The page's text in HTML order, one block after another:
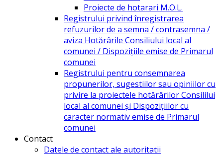
Proiecte de hotarari M.O.L.
Registrului privind înregistrarea
refuzurilor de a semna / contrasemna /
aviza Hotărârile Consiliului local al
comunei / Dispozițiile emise de Primarul
comunei
Registrului pentru consemnarea
propunerilor, sugestiilor sau opiniilor cu
privire la proiectele hotărârilor Consililui
local al comunei și Dispozițiilor cu
caracter normativ emise de Primarul
comunei
Contact
Datele de contact ale autoritatii